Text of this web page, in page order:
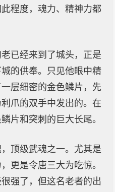
程度，魂力、精神力都
已经来到了城头，正是
的供奉。只见他眼中精
层细密的金色鳞片，先
爪的双手中发出的。在
片和突刺的巨大长尾。
顶级武魂之一。尤其是
更是令唐三大为吃惊。
强了，但这名老者的出